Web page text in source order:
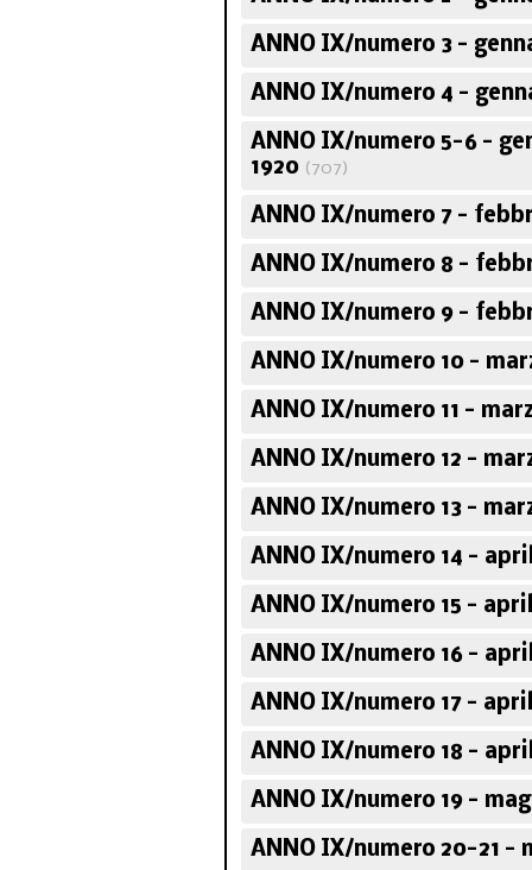
ANNO IX/numero 3 -
ANNO IX/numero 4 -
ANNO IX/numero 5-6 -
1920 (707)
ANNO IX/numero 7 -
ANNO IX/numero 8 -
ANNO IX/numero 9 -
ANNO IX/numero 10 -
ANNO IX/numero 11 -
ANNO IX/numero 12 -
ANNO IX/numero 13 -
ANNO IX/numero 14 -
ANNO IX/numero 15 -
ANNO IX/numero 16 -
ANNO IX/numero 17 -
ANNO IX/numero 18 -
ANNO IX/numero 19 -
ANNO IX/numero 20-21 -